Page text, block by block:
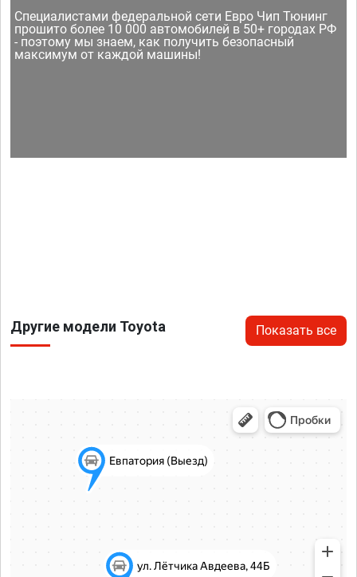
Специалистами федеральной сети Евро Чип Тюнинг
прошито более 10 000 автомобилей в 50+ городах РФ
- поэтому мы знаем, как получить безопасный
максимум от каждой машины!
Другие модели Toyota Показать все